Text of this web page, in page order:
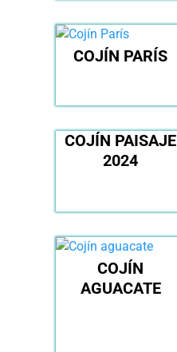
COJÍN PARÍS
COJÍN PAISAJE
2024
COJÍN
AGUACATE